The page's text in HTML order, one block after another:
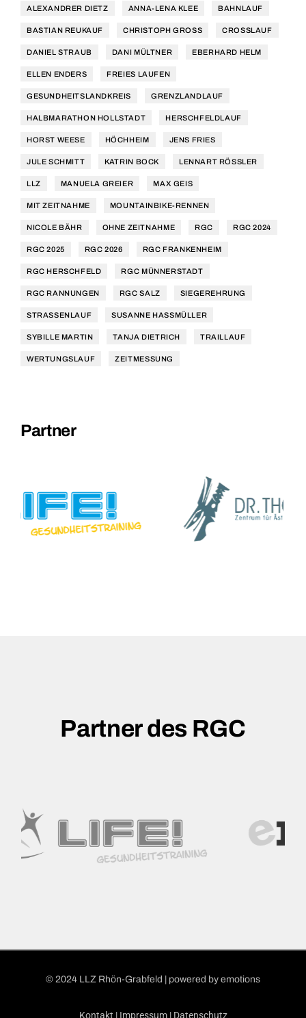
ALEXANDRER DIETZ ANNA-LENA KLEE BAHNLAUF
BASTIAN REUKAUF CHRISTOPH GROSS CROSSLAUF
DANIEL STRAUB DANI MÜLTNER EBERHARD HELM
ELLEN ENDERS FREIES LAUFEN
GESUNDHEITSLANDKREIS GRENZLANDLAUF
HALBMARATHON HOLLSTADT HERSCHFELDLAUF
HORST WEESE HÖCHHEIM JENS FRIES
JULE SCHMITT KATRIN BOCK LENNART RÖSSLER
LLZ MANUELA GREIER MAX GEIS
MIT ZEITNAHME MOUNTAINBIKE-RENNEN
NICOLE BÄHR OHNE ZEITNAHME RGC RGC 2024
RGC 2025 RGC 2026 RGC FRANKENHEIM
RGC HERSCHFELD RGC MÜNNERSTADT
RGC RANNUNGEN RGC SALZ SIEGEREHRUNG
STRASSENLAUF SUSANNE HASSMÜLLER
SYBILLE MARTIN TANJA DIETRICH TRAILLAUF
WERTUNGSLAUF ZEITMESSUNG
Partner
Partner des RGC
© 2024 LLZ Rhön-Grabfeld | powered by emotions
Kontakt | Impressum| Datenschutz